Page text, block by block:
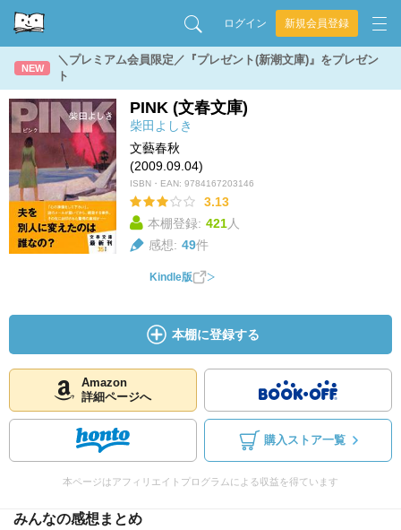
ログイン 新規会員登録
NEW
＼プレミアム会員限定／『プレゼント(新潮文庫)』をプレゼン
ト
PINK (文春文庫)
柴田よしき
文藝春秋
(2009.09.04)
ISBN・EAN: 9784167203146
3.13
本棚登録: 421人
感想: 49件
Kindle版
本棚に登録する
Amazon
詳細ページへ
購入ストア一覧
本ページはアフィリエイトプログラムによる収益を得ています
みんなの感想まとめ